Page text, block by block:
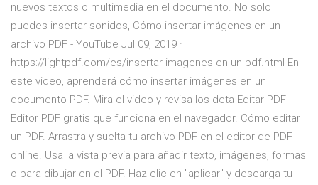
nuevos textos o multimedia en el documento. No solo
puedes insertar sonidos, Cómo insertar imágenes en un
archivo PDF - YouTube Jul 09, 2019 ·
https://lightpdf.com/es/insertar-imagenes-en-un-pdf.html En
este video, aprenderá cómo insertar imágenes en un
documento PDF. Mira el video y revisa los deta Editar PDF -
Editor PDF gratis que funciona en el navegador. Cómo editar
un PDF. Arrastra y suelta tu archivo PDF en el editor de PDF
online. Usa la vista previa para añadir texto, imágenes, formas
o para dibujar en el PDF. Haz clic en "aplicar" y descarga tu